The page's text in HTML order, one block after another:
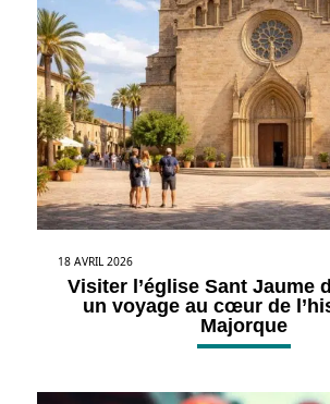
18 AVRIL 2026
Visiter l’église Sant Jaume
un voyage au cœur de
Majorque